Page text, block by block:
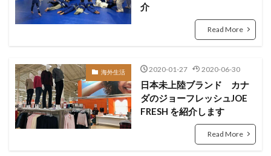
介
Read More
海外生活 2020-01-27 2020-06-30
日本未上陸ブランド カナ
ダのジョーフレッシュJOE
FRESH を紹介します
Read More